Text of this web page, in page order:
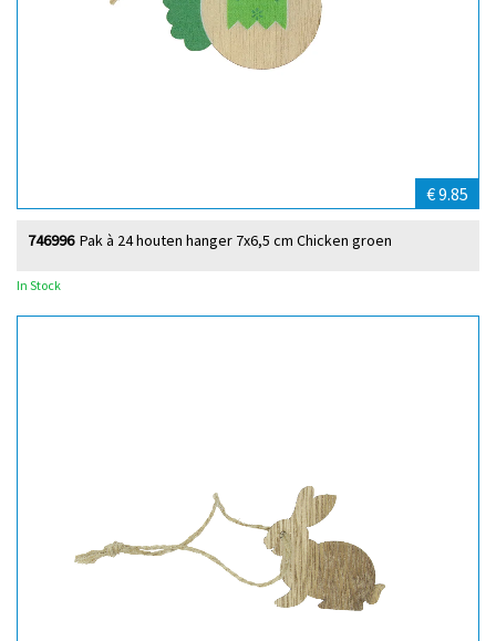
€ 9.85
Pak à 24 houten hanger 7x6,5 cm Chicken groen
746996
In Stock